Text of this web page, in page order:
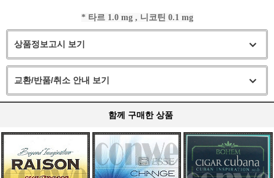
* 타르 1.0 mg , 니코틴 0.1 mg
상품정보고시 보기
교환/반품/취소 안내 보기
함께 구매한 상품